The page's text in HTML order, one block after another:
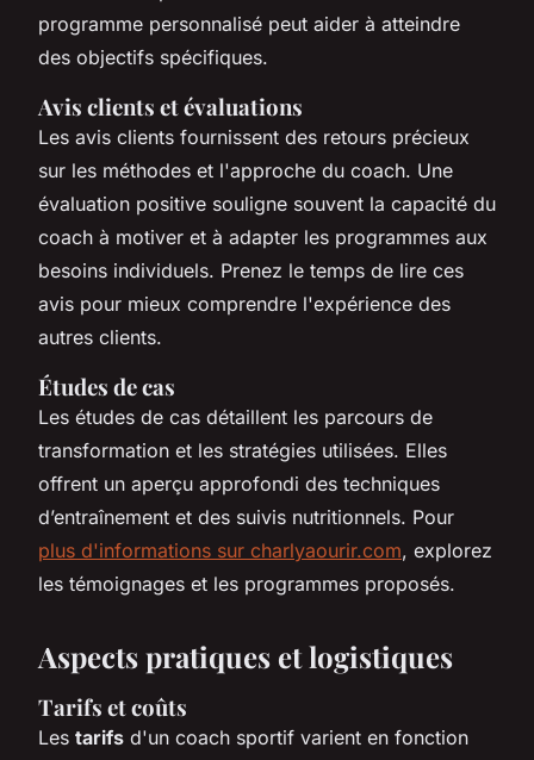
programme personnalisé peut aider à atteindre
des objectifs spécifiques.
Avis clients et évaluations
Les avis clients fournissent des retours précieux
sur les méthodes et l'approche du coach. Une
évaluation positive souligne souvent la capacité du
coach à motiver et à adapter les programmes aux
besoins individuels. Prenez le temps de lire ces
avis pour mieux comprendre l'expérience des
autres clients.
Études de cas
Les études de cas détaillent les parcours de
transformation et les stratégies utilisées. Elles
offrent un aperçu approfondi des techniques
d’entraînement et des suivis nutritionnels. Pour
plus d'informations sur charlyaourir.com, explorez
les témoignages et les programmes proposés.
Aspects pratiques et logistiques
Tarifs et coûts
Les tarifs d'un coach sportif varient en fonction